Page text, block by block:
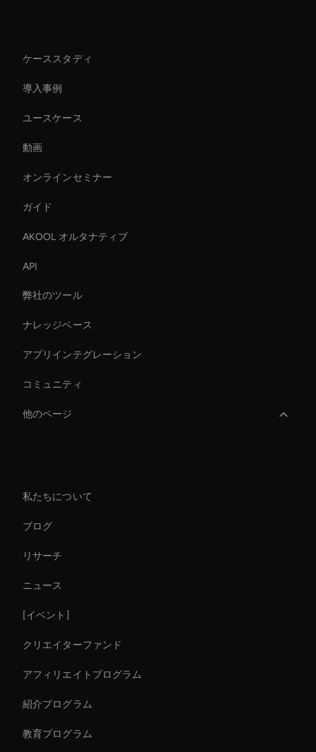
ケーススタディ
導入事例
ユースケース
動画
オンラインセミナー
ガイド
AKOOL オルタナティブ
API
弊社のツール
ナレッジベース
アプリインテグレーション
コミュニティ
他のページ
Virtual Camera Ai
Ai Avatar For Corporate
Meeting Avatar
Real-Time Ai Avatar
Ai Avatar Live Chat
Interactive Ai Avatar
私たちについて
ブログ
リサーチ
ニュース
[イベント]
クリエイターファンド
アフィリエイトプログラム
紹介プログラム
教育プログラム